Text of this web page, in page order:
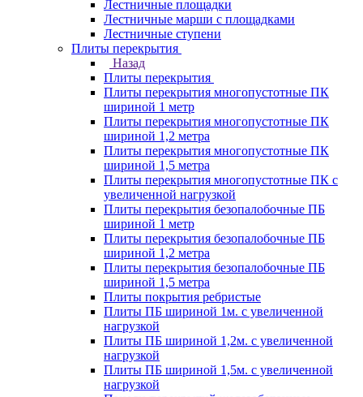
Лестничные площадки
Лестничные марши с площадками
Лестничные ступени
Плиты перекрытия
Назад
Плиты перекрытия
Плиты перекрытия многопустотные ПК
шириной 1 метр
Плиты перекрытия многопустотные ПК
шириной 1,2 метра
Плиты перекрытия многопустотные ПК
шириной 1,5 метра
Плиты перекрытия многопустотные ПК с
увеличенной нагрузкой
Плиты перекрытия безопалобочные ПБ
шириной 1 метр
Плиты перекрытия безопалобочные ПБ
шириной 1,2 метра
Плиты перекрытия безопалобочные ПБ
шириной 1,5 метра
Плиты покрытия ребристые
Плиты ПБ шириной 1м. с увеличенной
нагрузкой
Плиты ПБ шириной 1,2м. с увеличенной
нагрузкой
Плиты ПБ шириной 1,5м. с увеличенной
нагрузкой